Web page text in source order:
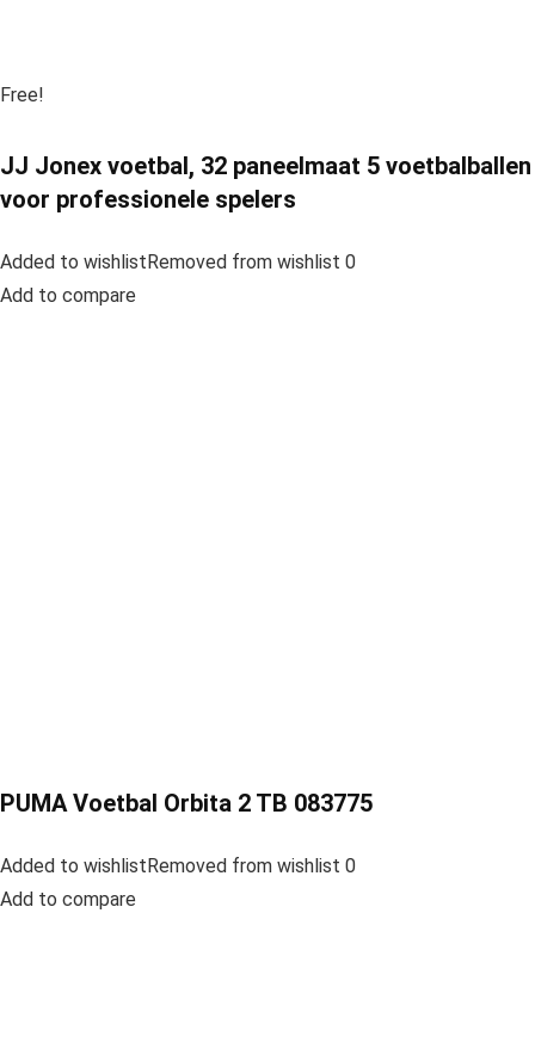
Free!
JJ Jonex voetbal, 32 paneelmaat 5 voetbalballen
voor professionele spelers
Added to wishlistRemoved from wishlist 0
Add to compare
PUMA Voetbal Orbita 2 TB 083775
Added to wishlistRemoved from wishlist 0
Add to compare